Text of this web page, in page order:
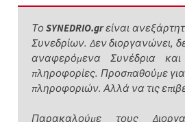
ΤοSYNEDRIO.grείναι
Συνεδρίων. Δεν διοργανώνει,
αναφερόμενα Συνέδρια
πληροφορίες. Προσπαθούμε
πληροφοριών. Αλλά να τις
Παρακαλούμε τους